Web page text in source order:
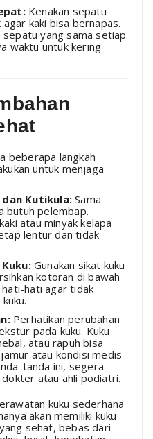
Kenakan sepatu
kaki bisa bernapas.
yang sama setiap
waktu untuk kering
beberapa langkah
untuk menjaga
Kutikula:Sama
butuh pelembap.
atau minyak kelapa
lentur dan tidak
Gunakan sikat kuku
kotoran di bawah
hati-hati agar tidak
Perhatikan perubahan
pada kuku. Kuku
atau rapuh bisa
atau kondisi medis
tanda ini, segera
atau ahli podiatri.
kuku sederhana
akan memiliki kuku
sehat, bebas dari